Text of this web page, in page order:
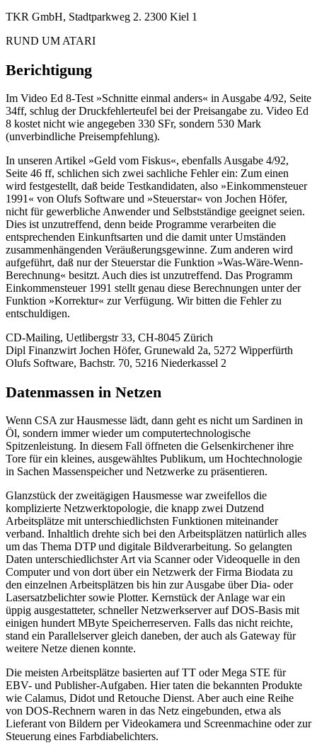
TKR GmbH, Stadtparkweg 2. 2300 Kiel 1
RUND UM ATARI
Berichtigung
Im Video Ed 8-Test »Schnitte einmal anders« in Ausgabe 4/92, Seite
34ff, schlug der Druckfehlerteufel bei der Preisangabe zu. Video Ed
8 kostet nicht wie angegeben 330 SFr, sondern 530 Mark
(unverbindliche Preisempfehlung).
In unseren Artikel »Geld vom Fiskus«, ebenfalls Ausgabe 4/92,
Seite 46 ff, schlichen sich zwei sachliche Fehler ein: Zum einen
wird festgestellt, daß beide Testkandidaten, also »Einkommensteuer
1991« von Olufs Software und »Steuerstar« von Jochen Höfer,
nicht für gewerbliche Anwender und Selbstständige geeignet seien.
Dies ist unzutreffend, denn beide Programme verarbeiten die
entsprechenden Einkunftsarten und die damit unter Umständen
zusammenhängenden Veräußerungsgewinne. Zum anderen wird
aufgeführt, daß nur der Steuerstar die Funktion »Was-Wäre-Wenn-
Berechnung« besitzt. Auch dies ist unzutreffend. Das Programm
Einkommensteuer 1991 stellt genau diese Berechnungen unter der
Funktion »Korrektur« zur Verfügung. Wir bitten die Fehler zu
entschuldigen.
CD-Mailing, Uetlibergstr 33, CH-8045 Zürich
Dipl Finanzwirt Jochen Höfer, Grunewald 2a, 5272 Wipperfürth
Olufs Software, Bachstr. 70, 5216 Niederkassel 2
Datenmassen in Netzen
Wenn CSA zur Hausmesse lädt, dann geht es nicht um Sardinen in
Öl, sondern immer wieder um computertechnologische
Spitzenleistung. In diesem Fall öffneten die Gelsenkirchener ihre
Tore für ein kleines, ausgewähltes Publikum, um Hochtechnologie
in Sachen Massenspeicher und Netzwerke zu präsentieren.
Glanzstück der zweitägigen Hausmesse war zweifellos die
komplizierte Netzwerktopologie, die knapp zwei Dutzend
Arbeitsplätze mit unterschiedlichsten Funktionen miteinander
verband. Inhaltlich drehte sich bei den Arbeitsplätzen natürlich alles
um das Thema DTP und digitale Bildverarbeitung. So gelangten
Daten unterschiedlichster Art via Scanner oder Videoquelle in den
Computer und von dort über ein Netzwerk der Firma Biodata zu
den einzelnen Arbeitsplätzen bis hin zur Ausgabe über Dia- oder
Lasersatzbelichter sowie Plotter. Kernstück der Anlage war ein
üppig ausgestatteter, schneller Netzwerkserver auf DOS-Basis mit
einigen hundert MByte Speicherreserven. Falls das nicht reichte,
stand ein Parallelserver gleich daneben, der auch als Gateway für
weitere Netze dienen konnte.
Die meisten Arbeitsplätze basierten auf TT oder Mega STE für
EBV- und Publisher-Aufgaben. Hier taten die bekannten Produkte
wie Calamus, Didot und Retouche Dienst. Aber auch eine Reihe
von DOS-Rechnern waren in das Netz eingebunden, etwa als
Lieferant von Bildern per Videokamera und Screenmachine oder zur
Steuerung eines Farbdiabelichters.